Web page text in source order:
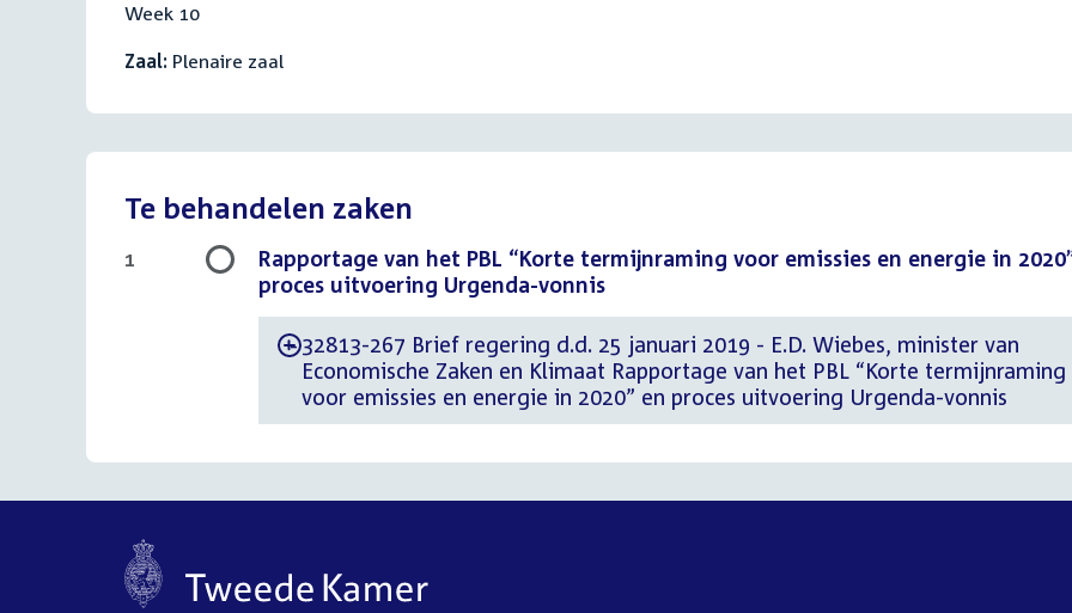
Week 10
Zaal: Plenaire zaal
Te behandelen zaken
Rapportage van het PBL “Korte termijnraming voor emissies en energie in
proces uitvoering Urgenda-vonnis
-32813-267 Brief regering d.d. 25 januari 2019 - E.D. Wiebes, minister van
Economische Zaken en Klimaat Rapportage van het PBL “Korte termijnraming
voor emissies en energie in 2020” en proces uitvoering Urgenda-vonnis
1